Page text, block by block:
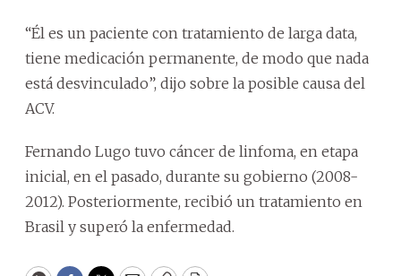
“Él es un paciente con tratamiento de larga data,
tiene medicación permanente, de modo que nada
está desvinculado”, dijo sobre la posible causa del
ACV.
Fernando Lugo tuvo cáncer de linfoma, en etapa
inicial, en el pasado, durante su gobierno (2008-
2012). Posteriormente, recibió un tratamiento en
Brasil y superó la enfermedad.